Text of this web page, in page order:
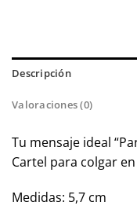
Descripción
Valoraciones (0)
Tu mensaje ideal
Cartel para colgar
Medidas: 5,7 cm